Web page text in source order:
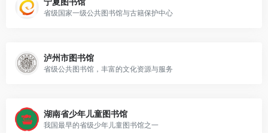
省级国家一级公共图书馆与古籍保护中心
泸州市图书馆
省级公共图书馆，丰富的文化资源与服务
湖南省少年儿童图书馆
我国最早的省级少年儿童图书馆之一